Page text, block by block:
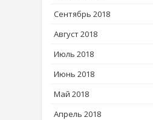
Сентябрь 2018
Август 2018
Июль 2018
Июнь 2018
Май 2018
Апрель 2018